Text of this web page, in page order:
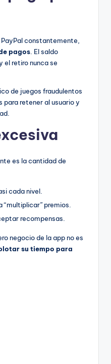
constantemente,
pagos . El saldo
el retiro nunca se
de juegos fraudulentos
para retener al usuario y
es la cantidad de
cada nivel.
premios.
recompensas.
negocio de la app no es
su tiempo para